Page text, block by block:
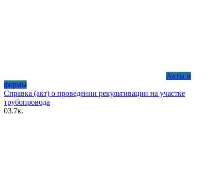
Акты и
формы
Справка (акт) о проведении рекультивации на участке
трубопровода
03.7к.